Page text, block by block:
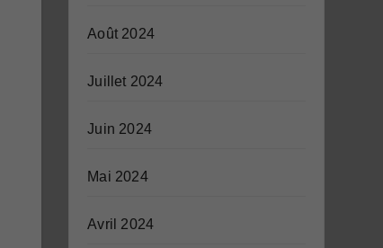
Août 2024
Juillet 2024
Juin 2024
Mai 2024
Avril 2024